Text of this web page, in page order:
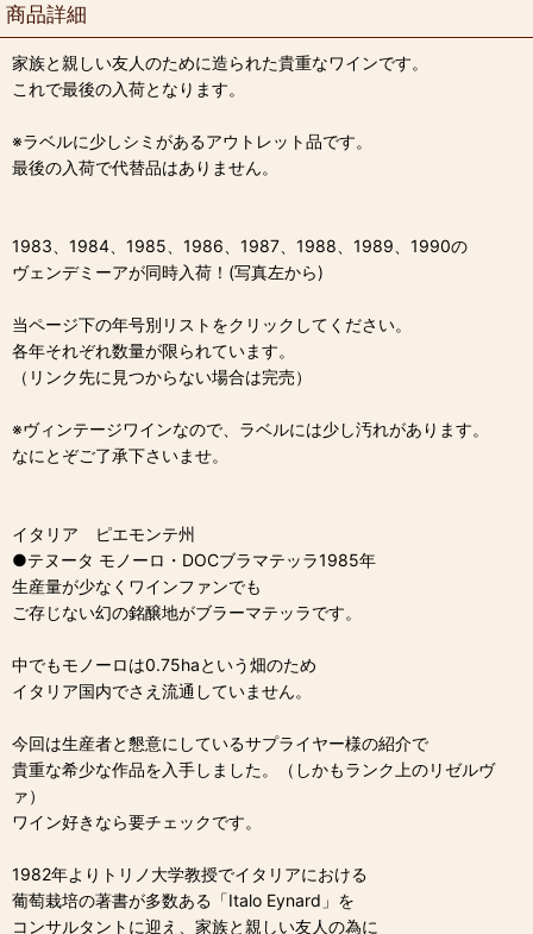
商品詳細
家族と親しい友人のために造られた貴重なワインです。
これで最後の入荷となります。
※ラベルに少しシミがあるアウトレット品です。
最後の入荷で代替品はありません。
1983、1984、1985、1986、1987、1988、1989、1990の
ヴェンデミーアが同時入荷！(写真左から)
当ページ下の年号別リストをクリックしてください。
各年それぞれ数量が限られています。
（リンク先に見つからない場合は完売）
※ヴィンテージワインなので、ラベルには少し汚れがあります。
なにとぞご了承下さいませ。
イタリア ピエモンテ州
●テヌータ モノーロ・DOCブラマテッラ1985年
生産量が少なくワインファンでも
ご存じない幻の銘醸地がブラーマテッラです。
中でもモノーロは0.75haという畑のため
イタリア国内でさえ流通していません。
今回は生産者と懇意にしているサプライヤー様の紹介で
貴重な希少な作品を入手しました。（しかもランク上のリゼルヴ
ァ）
ワイン好きなら要チェックです。
1982年よりトリノ大学教授でイタリアにおける
葡萄栽培の著書が多数ある「Italo Eynard」を
コンサルタントに迎え、家族と親しい友人の為に